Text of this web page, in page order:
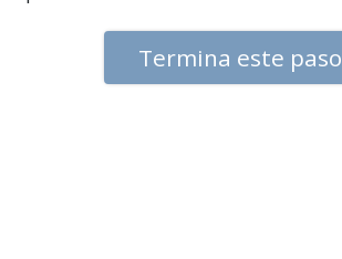
Termina este paso